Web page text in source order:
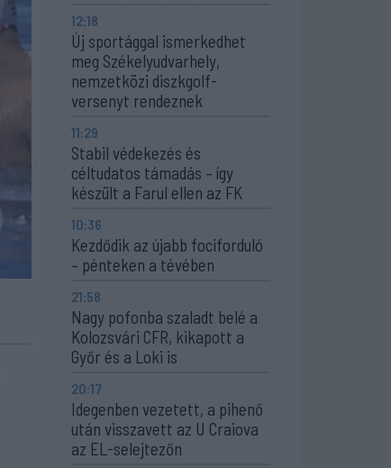
12:18
Új sportággal ismerkedhet
meg Székelyudvarhely,
nemzetközi diszkgolf-
versenyt rendeznek
11:29
Stabil védekezés és
céltudatos támadás – így
készült a Farul ellen az FK
10:36
Kezdődik az újabb fociforduló
– pénteken a tévében
21:58
Nagy pofonba szaladt belé a
Kolozsvári CFR, kikapott a
Győr és a Loki is
20:17
Idegenben vezetett, a pihenő
után visszavett az U Craiova
az EL-selejtezőn